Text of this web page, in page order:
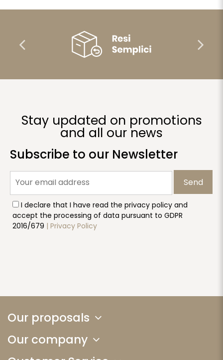
Stay updated on promotions
and all our news
Subscribe to our Newsletter
Send
I declare that I have read the privacy policy and
accept the processing of data pursuant to GDPR
2016/679 | Privacy Policy
Our proposals
Our company